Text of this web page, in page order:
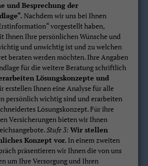
und Besprechung der
Nachdem wir uns bei Ihnen
vorgestellt haben,
Ihnen Ihre persönlichen Wünsche und
und unwichtig ist und zu welchen
beraten werden möchten. Ihre Angaben
für die weitere Beratung schriftlich
Lösungskonzepte und
erstellen Ihnen eine Analyse für alle
persönlich wichtig sind und erarbeiten
Lösungskonzept. Für ihre
Versicherungen bieten wir Ihnen
Stufe 3: Wir stellen
Konzept vor. In einem zweiten
präsentieren wir Ihnen die von uns
um Ihre Versorgung und Ihren